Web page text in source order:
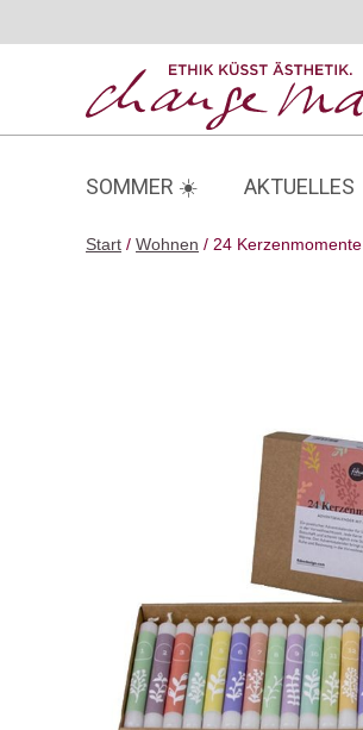
SOMMER ☀️ AKTUELLES
Start / Wohnen / 24 Kerzenmomente